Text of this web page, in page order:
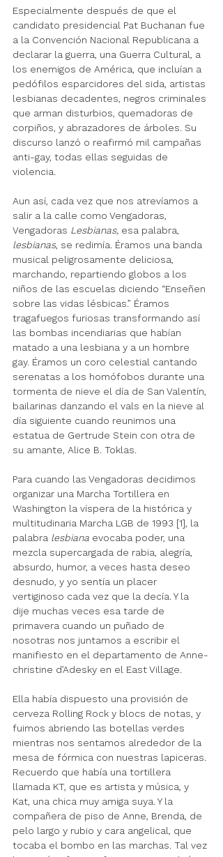
Especialmente después de que el
candidato presidencial Pat Buchanan fue
a la Convención Nacional Republicana a
declarar la guerra, una Guerra Cultural, a
los enemigos de América, que incluían a
pedófilos esparcidores del sida, artistas
lesbianas decadentes, negros criminales
que arman disturbios, quemadoras de
corpiños, y abrazadores de árboles. Su
discurso lanzó o reafirmó mil campañas
anti-gay, todas ellas seguidas de
violencia.
Aun así, cada vez que nos atrevíamos a
salir a la calle como Vengadoras,
Vengadoras Lesbianas, esa palabra,
lesbianas , se redimía. Éramos una banda
musical peligrosamente deliciosa,
marchando, repartiendo globos a los
niños de las escuelas diciendo “Enseñen
sobre las vidas lésbicas.” Éramos
tragafuegos furiosas transformando así
las bombas incendiarias que habían
matado a una lesbiana y a un hombre
gay. Éramos un coro celestial cantando
serenatas a los homófobos durante una
tormenta de nieve el día de San Valentín,
bailarinas danzando el vals en la nieve al
día siguiente cuando reunimos una
estatua de Gertrude Stein con otra de
su amante, Alice B. Toklas.
Para cuando las Vengadoras decidimos
organizar una Marcha Tortillera en
Washington la víspera de la histórica y
multitudinaria Marcha LGB de 1993 [1], la
palabra lesbiana evocaba poder, una
mezcla supercargada de rabia, alegría,
absurdo, humor, a veces hasta deseo
desnudo, y yo sentía un placer
vertiginoso cada vez que la decía. Y la
dije muchas veces esa tarde de
primavera cuando un puñado de
nosotras nos juntamos a escribir el
manifiesto en el departamento de Anne-
christine d’Adesky en el East Village.
Ella había dispuesto una provisión de
cerveza Rolling Rock y blocs de notas, y
fuimos abriendo las botellas verdes
mientras nos sentamos alrededor de la
mesa de fórmica con nuestras lapiceras.
Recuerdo que había una tortillera
llamada KT, que es artista y música, y
Kat, una chica muy amiga suya. Y la
compañera de piso de Anne, Brenda, de
pelo largo y rubio y cara angelical, que
tocaba el bombo en las marchas. Tal vez